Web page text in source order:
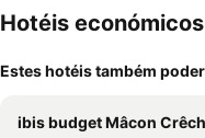
Hotéis
Estes hotéis também
ibis budget Mâcon